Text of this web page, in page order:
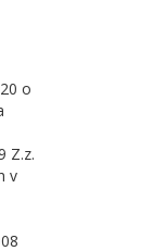
o
Z.z.
v